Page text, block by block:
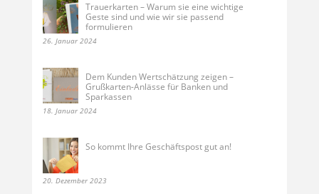
Trauerkarten – Warum sie eine wichtige
Geste sind und wie wir sie passend
formulieren
26. Januar 2024
Dem Kunden Wertschätzung zeigen –
Grußkarten-Anlässe für Banken und
Sparkassen
18. Januar 2024
So kommt Ihre Geschäftspost gut an!
20. Dezember 2023